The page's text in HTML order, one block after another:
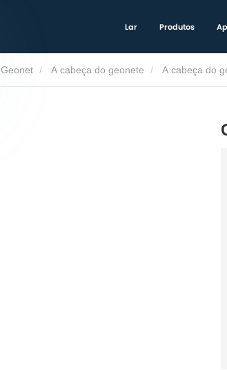
Lar Produtos
Geonet A cabeça do geonete A cabeça do